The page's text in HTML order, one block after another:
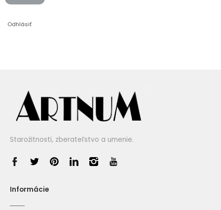
Odhlásiť
Starožitnosti, zberateľstvo a umenie.
Informácie